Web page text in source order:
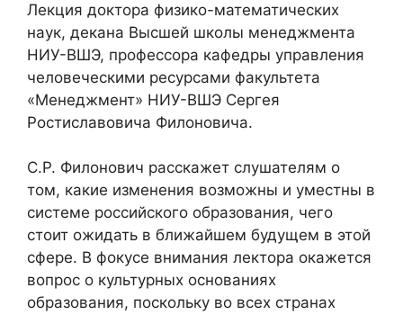
Лекция доктора физико-математических
наук, декана Высшей школы менеджмента
НИУ-ВШЭ, профессора кафедры управления
человеческими ресурсами факультета
«Менеджмент» НИУ-ВШЭ Сергея
Ростиславовича Филоновича.
С.Р. Филонович расскажет слушателям о
том, какие изменения возможны и уместны в
системе российского образования, чего
стоит ожидать в ближайшем будущем в этой
сфере. В фокусе внимания лектора окажется
вопрос о культурных основаниях
образования, поскольку во всех странах